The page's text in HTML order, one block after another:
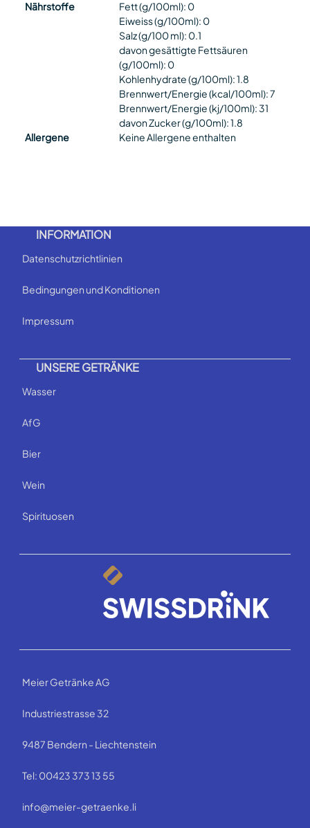
Nährstoffe
Fett (g/100ml): 0
Eiweiss (g/100ml): 0
Salz (g/100 ml): 0.1
davon gesättigte Fettsäuren
(g/100ml): 0
Kohlenhydrate (g/100ml): 1.8
Brennwert/Energie (kcal/100ml): 7
Brennwert/Energie (kj/100ml): 31
davon Zucker (g/100ml): 1.8
Allergene
Keine Allergene enthalten
INFORMATION
Datenschutzrichtlinien
Bedingungen und Konditionen
Impressum
UNSERE GETRÄNKE
Wasser
AfG
Bier
Wein
Spirituosen
Meier Getränke AG
Industriestrasse 32
9487 Bendern - Liechtenstein
Tel: 00423 373 13 55
info@meier-getraenke.li